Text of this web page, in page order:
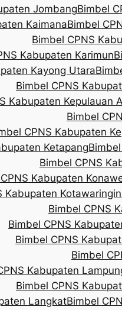
JombangBimbel
KaimanaBimbel
Bimbel CPNS
Kabupaten Karimun
Kayong Utara
Bimbel CPNS
Kabupaten Kepulauan
Bimbel
CPNS Kabupaten
Ketapang
Bimbel CPNS
Kabupaten
Kabupaten
Bimbel CPNS
Bimbel CPNS
Bimbel CPNS
Bimbel
Kabupaten
Bimbel CPNS
LangkatBimbel